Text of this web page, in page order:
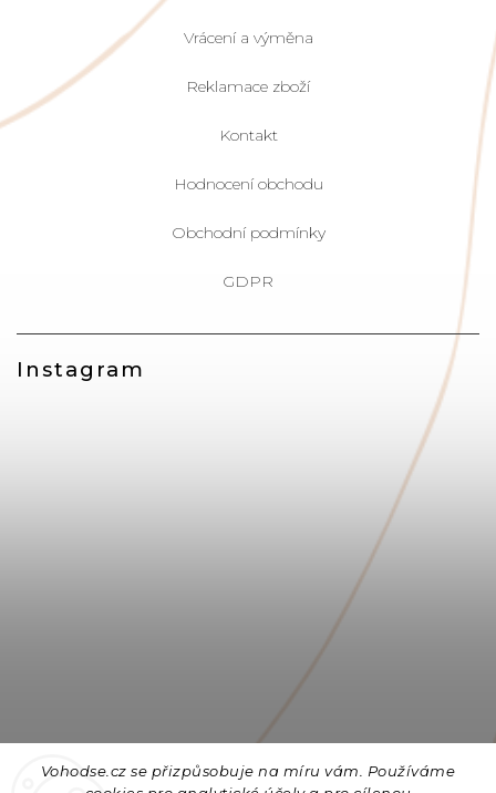
Vohodse.cz se přizpůsobuje na míru vám. Používáme
Instagram
Vrácení a výměna
Reklamace zboží
Kontakt
Hodnocení obchodu
Obchodní podmínky
GDPR